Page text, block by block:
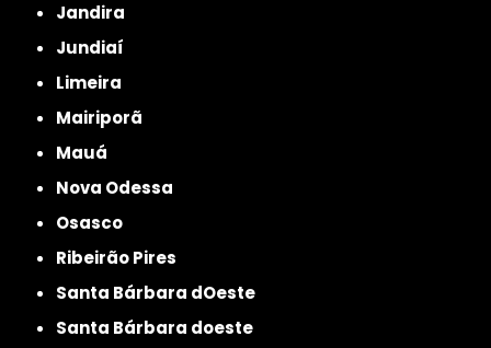
Jandira
Jundiaí
Limeira
Mairiporã
Mauá
Nova Odessa
Osasco
Ribeirão Pires
Santa Bárbara dOeste
Santa Bárbara doeste